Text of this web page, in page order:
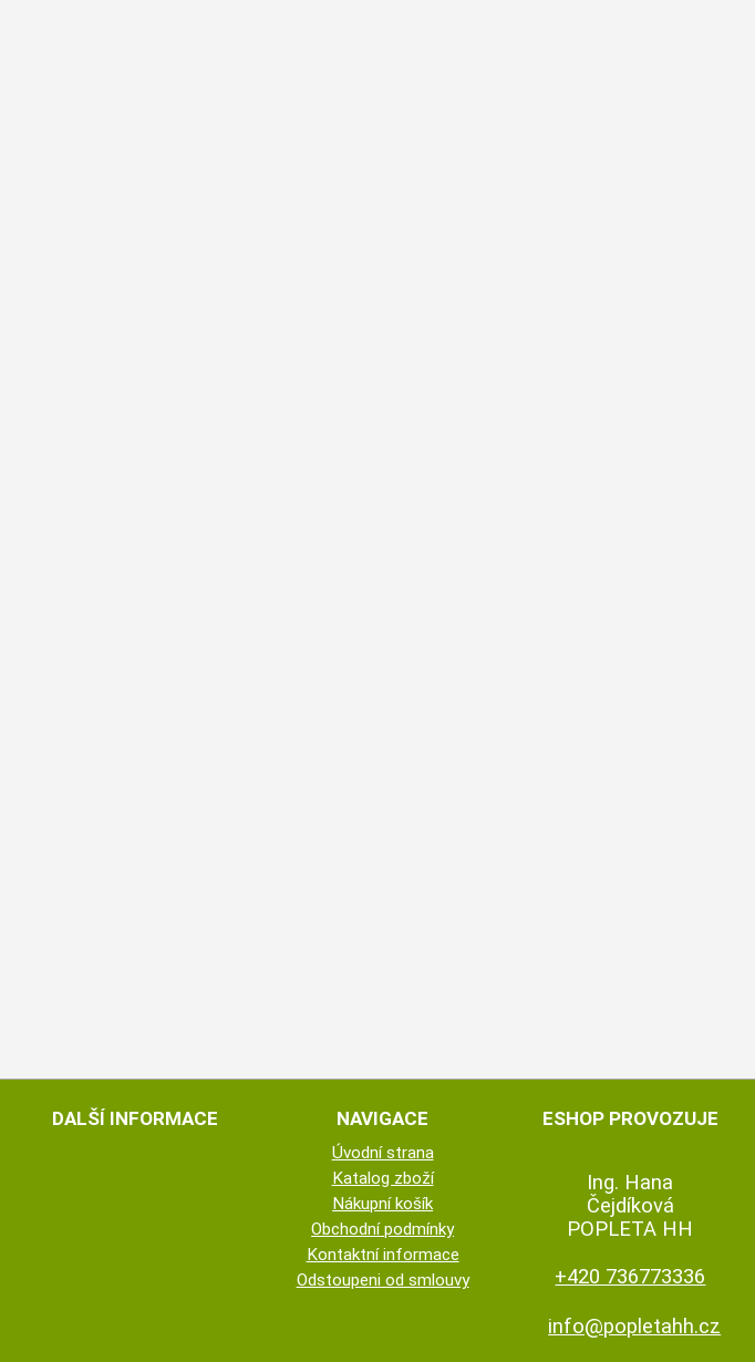
DALŠÍ INFORMACE NAVIGACE
Úvodní strana
Katalog zboží
Nákupní košík
Obchodní podmínky
Kontaktní informace
Odstoupeni od smlouvy
ESHOP PROVOZUJE
Ing. Hana
Čejdíková
POPLETA HH
+420 736773336
info@popletahh.cz